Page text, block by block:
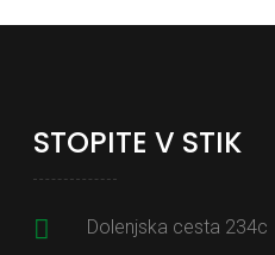
STOPITE V STIK
Dolenjska cesta 234c